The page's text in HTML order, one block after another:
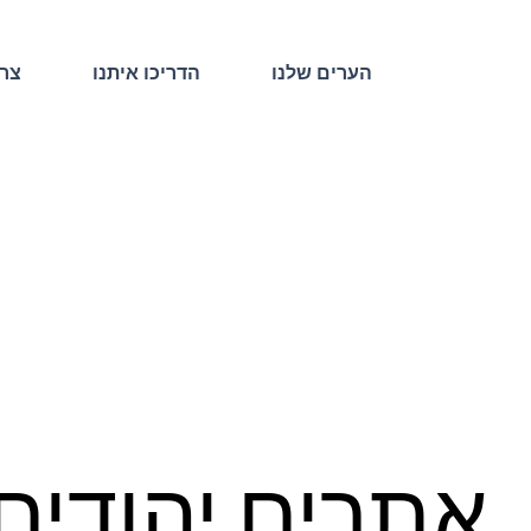
הערים שלנו הדריכו איתנו